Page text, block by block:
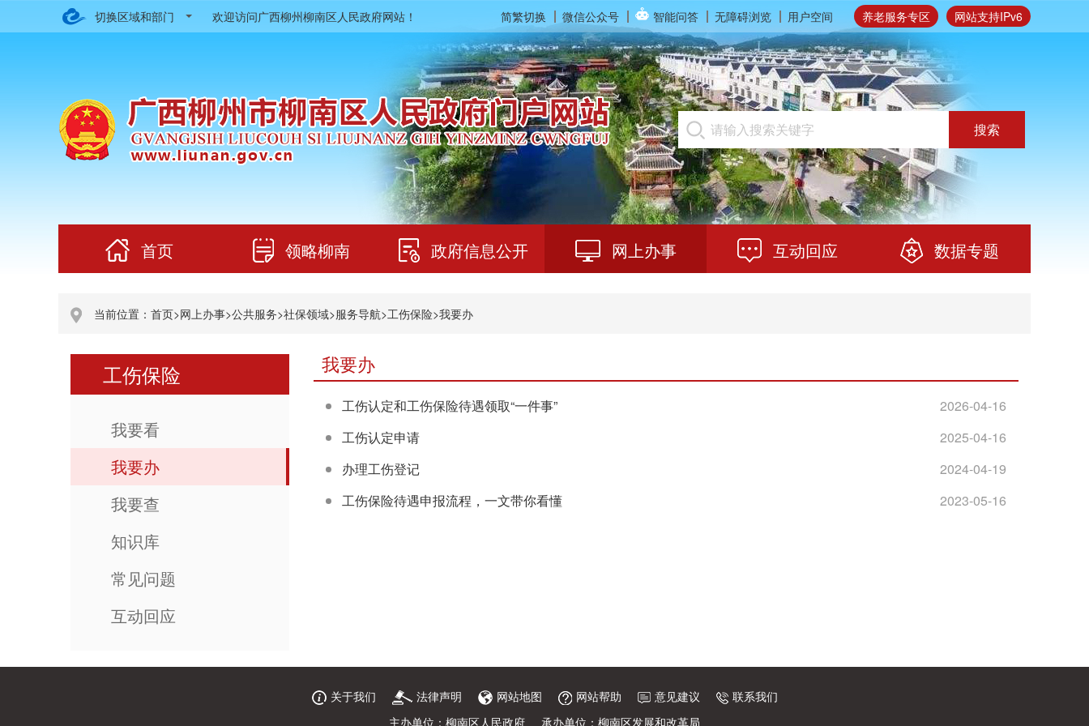
切换区域和部门 网站支持IPv6
养老服务专区
简繁切换 微信公众号 智能问答 无障碍浏览 用户空间
欢迎访问广西柳州柳南区人民政府网站！
搜索
首页 领略柳南 政府信息公开 网上办事 互动回应 数据专题
当前位置： 首页>网上办事>公共服务>社保领域>服务导航>工伤保险>我要办
工伤保险
我要看
我要办
我要查
知识库
常见问题
互动回应
我要办
工伤认定和工伤保险待遇领取“一件事”
2026-04-16
工伤认定申请
2025-04-16
办理工伤登记
2024-04-19
工伤保险待遇申报流程，一文带你看懂
2023-05-16
关于我们 法律声明 网站地图 网站帮助 意见建议
联系我们
主办单位：柳南区人民政府
承办单位：柳南区发展和改革局